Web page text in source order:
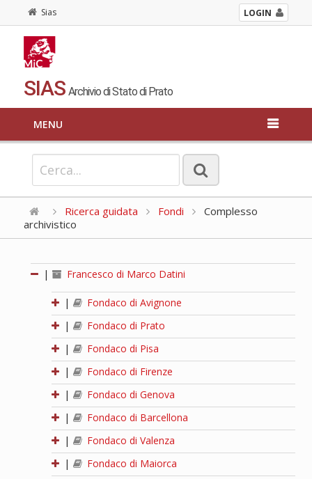
Sias LOGIN
SIAS Archivio di Stato di Prato
MENU
Ricerca guidata Fondi
Complesso
archivistico
| Francesco di Marco Datini
|
Fondaco di Avignone
|
Fondaco di Prato
|
Fondaco di Pisa
|
Fondaco di Firenze
|
Fondaco di Genova
|
Fondaco di Barcellona
|
Fondaco di Valenza
|
Fondaco di Maiorca